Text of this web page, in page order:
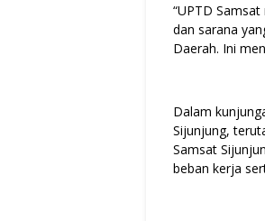
“UPTD
dan sarana
Daerah. Ini
Dalam
Sijunjung,
Samsat
beban kerja